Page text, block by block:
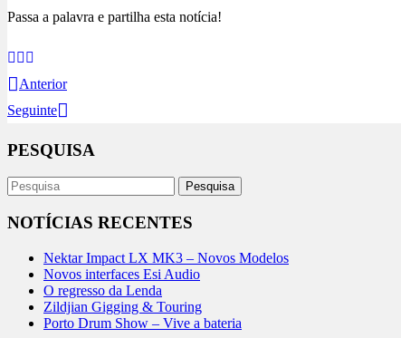
Passa a palavra e partilha esta notícia!
Anterior
Seguinte
PESQUISA
NOTÍCIAS RECENTES
Nektar Impact LX MK3 – Novos Modelos
Novos interfaces Esi Audio
O regresso da Lenda
Zildjian Gigging & Touring
Porto Drum Show – Vive a bateria